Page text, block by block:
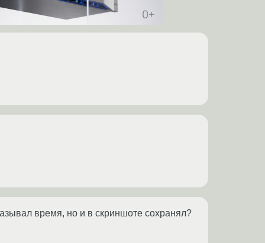
время, но и в скриншоте сохранял?